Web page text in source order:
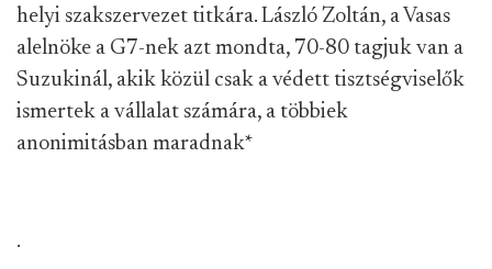
helyi szakszervezet titkára. László Zoltán, a Vasas
alelnöke a G7-nek azt mondta, 70-80 tagjuk van a
Suzukinál, akik közül csak a védett tisztségviselők
ismertek a vállalat számára, a többiek
anonimitásban maradnak*
.